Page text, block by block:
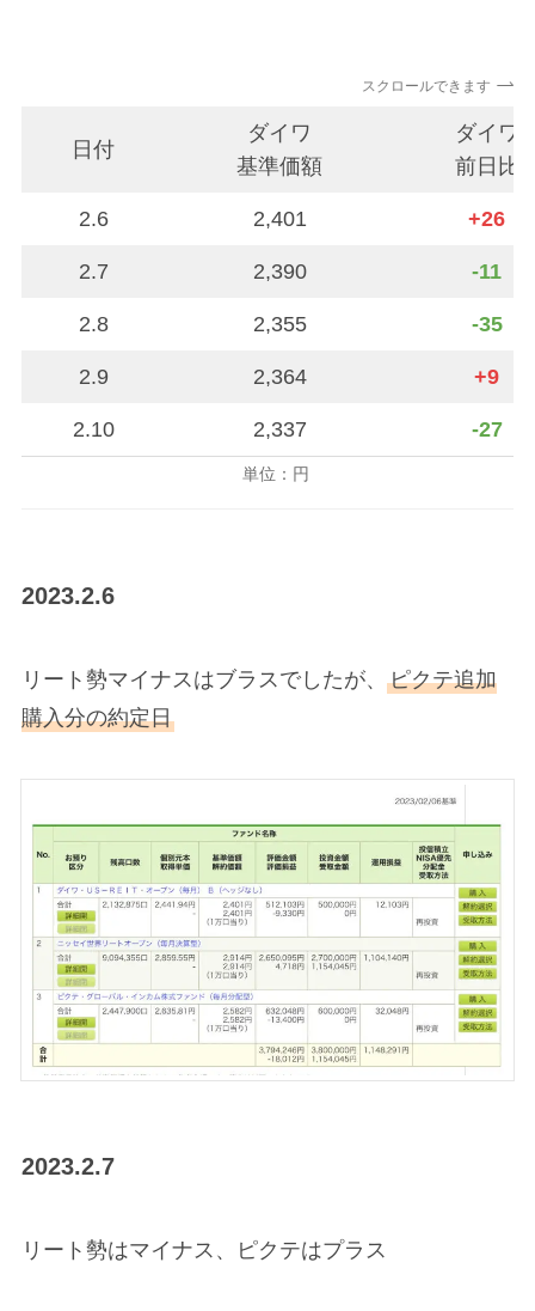
スクロールできます
日付
ダイワ
基準価額
ダイワ
前日比
2.6 2,401 +26
2.7 2,390 -11
2.8 2,355 -35
2.9 2,364 +9
2.10 2,337 -27
単位：円
2023.2.6
リート勢マイナスはブラスでしたが、 ピクテ追加
購入分の約定日
2023.2.7
リート勢はマイナス、ピクテはプラス